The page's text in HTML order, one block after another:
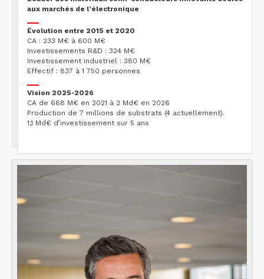
aux marchés de l’électronique
Évolution entre 2015 et 2020
CA : 233 M€ à 600 M€
Investissements R&D : 324 M€
Investissement industriel : 380 M€
Effectif : 837 à 1 750 personnes
Vision 2025-2026
CA de 668 M€ en 2021 à 2 Md€ en 2026
Production de 7 millions de substrats (4 actuellement).
1,1 Md€ d’investissement sur 5 ans